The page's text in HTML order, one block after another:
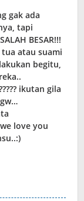
gak ada
tapi
BESAR!!!
atau suami
begitu,
ikutan gila
love you